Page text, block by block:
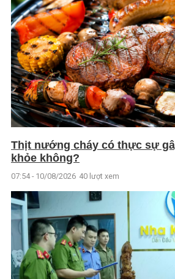
Thịt nướng cháy có thực sự
khỏe không?
07:54 - 10/08/2026 40 lượt xem